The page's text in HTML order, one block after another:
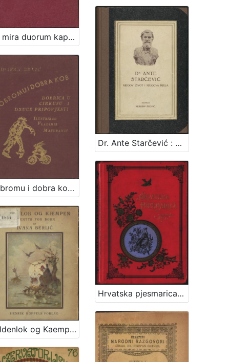
De mira duorum kaputorum metamorphosi seu Čudnovita dveh kaputov zmešarija : in memoriam tristissimae illius sed demum feliciter perpessae ultimae anni noctis : 1873 / [Onofrius Kopriva]
Dobromu i dobra kob / Ivan Brlić
Dr. Ante Starčević : njegov život i njegova djela / Kerubin Šegvić
Gyldenlok og Kaempen / Ivana Berlić-Mažuranić ; [kroatiske aeventyr i autoriseret oversoetteelse ved Gudrun Lohse] ; illustrationer af Vladimir Kirin
Hrvatska pjesmarica : sbirka popjevaka za skupno pjevanje / [priredio] Vjekoslav Klaić